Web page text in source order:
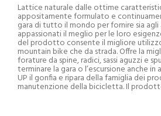
Lattice naturale dalle ottime
appositamente formulato e
gara di tutto il mondo per fornire sia
appassionati il meglio per le loro
del prodotto consente il migliore
mountain bike che da strada. Offre la
forature da spine, radici, sassi aguzzi e
terminare la gara o l’escursione anche
UP il gonfia e ripara della famiglia dei
manutenzione della bicicletta. Il